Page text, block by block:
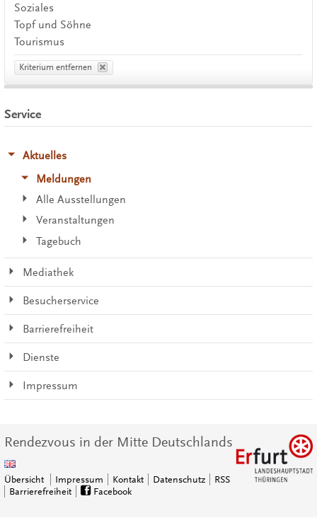
Soziales
Topf und Söhne
Tourismus
Kriterium entfernen
Service
Aktuelles
Meldungen
Alle Ausstellungen
Veranstaltungen
Tagebuch
Mediathek
Besucherservice
Barrierefreiheit
Dienste
Impressum
Rendezvous in der Mitte Deutschlands
Übersicht Impressum Kontakt Datenschutz
RSS
Barrierefreiheit
Facebook